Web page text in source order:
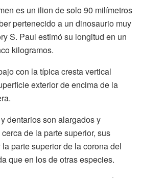
es un ilion de solo 90 milímetros
pertenecido a un dinosaurio muy
S. Paul estimó su longitud en un
kilogramos.
con la típica cresta vertical
exterior de encima de la
dentarios son alargados y
de la parte superior, sus
parte superior de la corona del
que en los de otras especies.